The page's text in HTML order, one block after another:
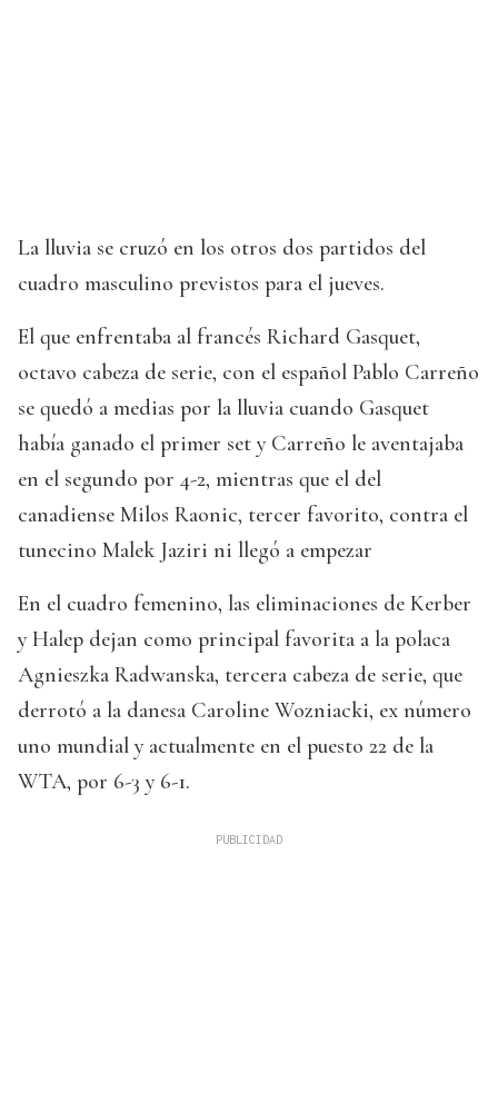
La lluvia se cruzó en los otros dos partidos del
cuadro masculino previstos para el jueves.
El que enfrentaba al francés Richard Gasquet,
octavo cabeza de serie, con el español Pablo Carreño
se quedó a medias por la lluvia cuando Gasquet
había ganado el primer set y Carreño le aventajaba
en el segundo por 4-2, mientras que el del
canadiense Milos Raonic, tercer favorito, contra el
tunecino Malek Jaziri ni llegó a empezar
En el cuadro femenino, las eliminaciones de Kerber
y Halep dejan como principal favorita a la polaca
Agnieszka Radwanska, tercera cabeza de serie, que
derrotó a la danesa Caroline Wozniacki, ex número
uno mundial y actualmente en el puesto 22 de la
WTA, por 6-3 y 6-1.